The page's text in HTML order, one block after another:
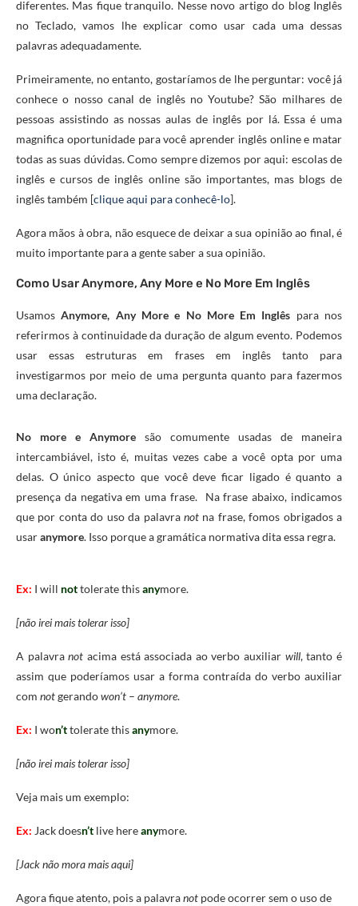
diferentes. Mas fique tranquilo. Nesse novo artigo do blog Inglês
no Teclado, vamos lhe explicar como usar cada uma dessas
palavras adequadamente.
Primeiramente, no entanto, gostaríamos de lhe perguntar: você já
conhece o nosso canal de inglês no Youtube? São milhares de
pessoas assistindo as nossas aulas de inglês por lá. Essa é uma
magnifica oportunidade para você aprender inglês online e matar
todas as suas dúvidas. Como sempre dizemos por aqui: escolas de
inglês e cursos de inglês online são importantes, mas blogs de
inglês também [clique aqui para conhecê-lo].
Agora mãos à obra, não esquece de deixar a sua opinião ao final, é
muito importante para a gente saber a sua opinião.
Como Usar Anymore, Any More e No More Em Inglês
Usamos Anymore, Any More e No More Em Inglês para nos
referirmos à continuidade da duração de algum evento. Podemos
usar essas estruturas em frases em inglês tanto para
investigarmos por meio de uma pergunta quanto para fazermos
uma declaração.
No more e Anymore são comumente usadas de maneira
intercambiável, isto é, muitas vezes cabe a você opta por uma
delas. O único aspecto que você deve ficar ligado é quanto a
presença da negativa em uma frase. Na frase abaixo, indicamos
que por conta do uso da palavranotna frase, fomos obrigados a
usaranymore. Isso porque a gramática normativa dita essa regra.
Ex: I will nottolerate thisanymore.
[não irei mais tolerar isso]
A palavranot acima está associada ao verbo auxiliar will, tanto é
assim que poderíamos usar a forma contraída do verbo auxiliar
com notgerandowon’t – anymore.
Ex: I won’ttolerate thisanymore.
[não irei mais tolerar isso]
Veja mais um exemplo:
Ex: Jack doesn’t live hereanymore.
[Jack não mora mais aqui]
Agora fique atento, pois a palavranot pode ocorrer sem o uso de